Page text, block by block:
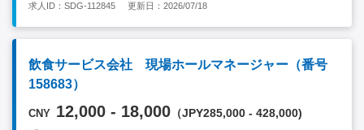
死にコミュニケーションを取ろうと努力していただける方であれ
ば問題ありません 【歓迎条件】 ・ベトナム語日常会話レベル ・
海外勤務経験をお持ちの方 ・店舗経験のご経験 ・ベトナムに在
住されている方 【人物像】 ・自身で業務を推進できる ・明るく
社交的で、接客が好きな方 ー関連ワード 東南アジア ベトナ
ム Vietnam 南部 ホーチミン ハノイ HCM 店舗マネー
ン グローバル グローバルネットワーク
求人ID：SDG-112845 更新日：2026/07/18
飲食サービス会社 現場ホールマネージャー（番号
158683）
CNY 12,000 - 18,000 （JPY285,000 - 428,000)